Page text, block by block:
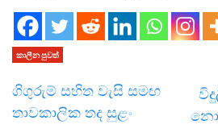
කාලීන පුවත්
ගිගුරුම් සහිත වැසි සමඟ
තාවකාලික තද සුළං